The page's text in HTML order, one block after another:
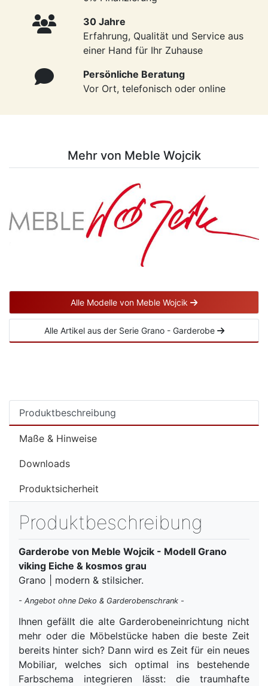
30 Jahre
Erfahrung, Qualität und Service aus
einer Hand für Ihr Zuhause
Persönliche Beratung
Vor Ort, telefonisch oder online
Mehr von Meble Wojcik
Alle Modelle von Meble Wojcik
Alle Artikel aus der Serie Grano - Garderobe
Produktbeschreibung
Maße & Hinweise
Downloads
Produktsicherheit
Produktbeschreibung
Garderobe von Meble Wojcik - Modell Grano
viking Eiche & kosmos grau
Grano | modern & stilsicher.
- Angebot ohne Deko & Garderobenschrank -
Ihnen gefällt die alte Garderobeneinrichtung nicht
mehr oder die Möbelstücke haben die beste Zeit
bereits hinter sich? Dann wird es Zeit für ein neues
Mobiliar, welches sich optimal ins bestehende
Farbschema integrieren lässt: die traumhafte